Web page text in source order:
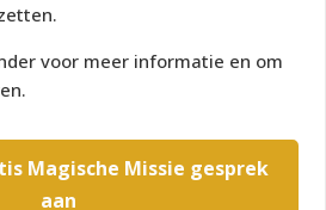
voor meer informatie en om
Magische Missie gesprek
aan